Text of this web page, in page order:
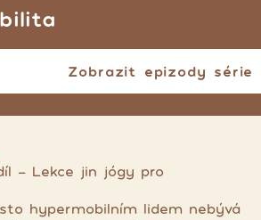
Zobrazit epizody série
- Lekce jin jógy pro
hypermobilním lidem nebývá